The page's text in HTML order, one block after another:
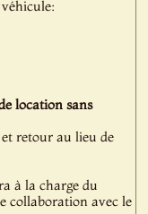
location sans
retour au lieu de
à la charge du
collaboration avec le